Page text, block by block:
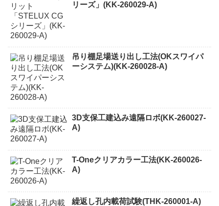
リーズ」(KK-260029-A)
吊り棚足場送り出し工法(OKスワイパ
ーシステム)(KK-260028-A)
3D支保工建込み遠隔ロボ(KK-260027-
A)
T-Oneクリアカラー工法(KK-260026-
A)
繰返し孔内載荷試験(THK-260001-A)